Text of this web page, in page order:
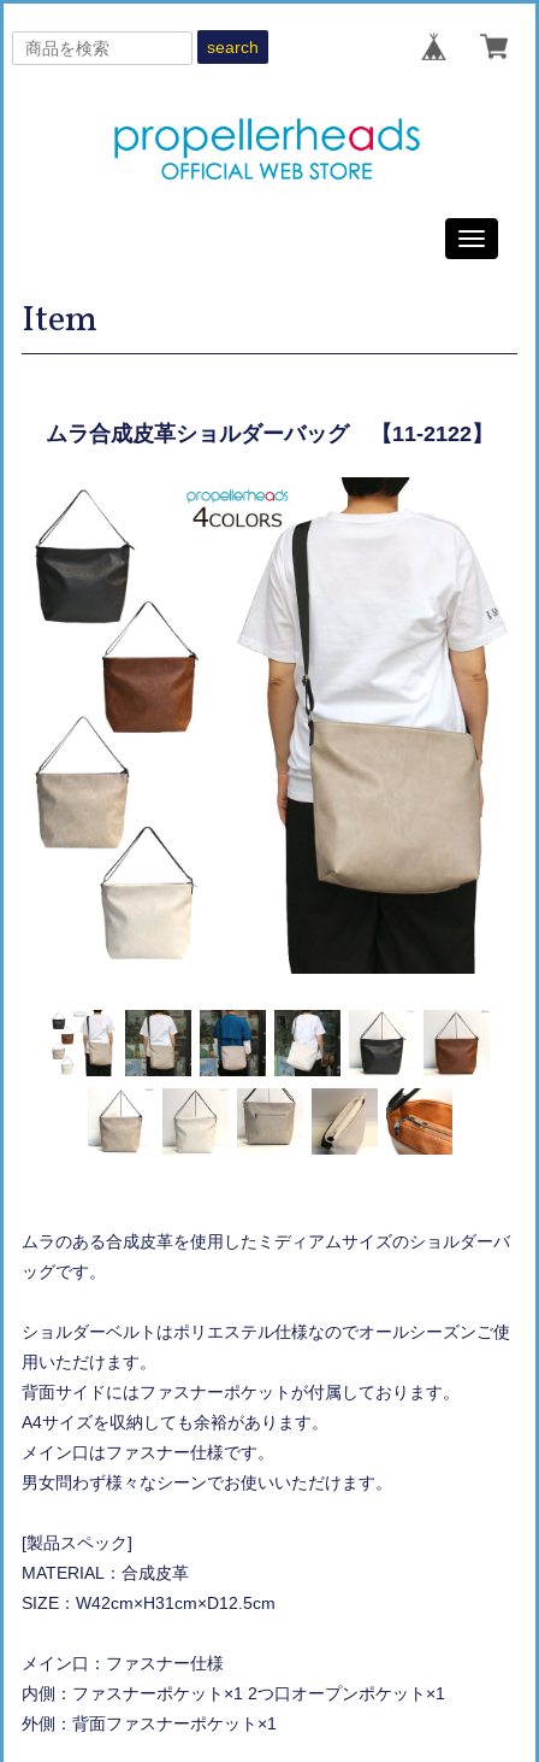
search
Toggle
Item
ムラ合成皮革ショルダーバッグ 【11-2122】
ムラのある合成皮革を使用したミディアムサイズのショルダーバ
ッグです。
ショルダーベルトはポリエステル仕様なのでオールシーズンご使
用いただけます。
背面サイドにはファスナーポケットが付属しております。
A4サイズを収納しても余裕があります。
メイン口はファスナー仕様です。
男女問わず様々なシーンでお使いいただけます。
[製品スペック]
MATERIAL：合成皮革
SIZE：W42cm×H31cm×D12.5cm
メイン口：ファスナー仕様
内側：ファスナーポケット×1 2つ口オープンポケット×1
外側：背面ファスナーポケット×1